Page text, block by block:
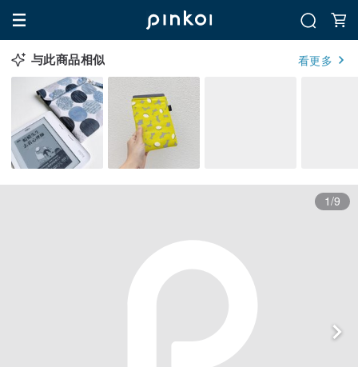
与此商品相似 看更多
1/9